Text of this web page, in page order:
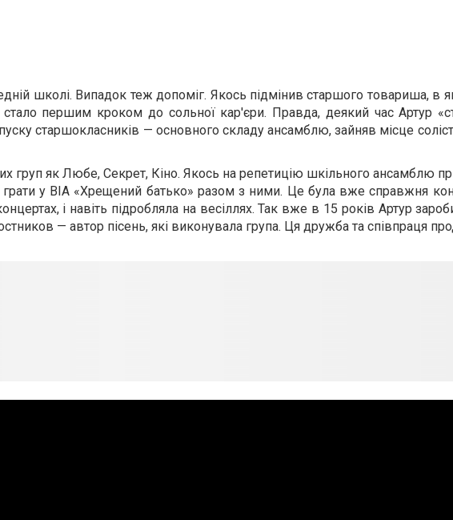
школі. Випадок теж допоміг. Якось підмінив старшого товариша, в
першим кроком до сольної кар'єри. Правда, деякий час Артур
старшокласників — основного складу ансамблю, зайняв місце
груп як Любе, Секрет, Кiно. Якось на репетицію шкільного ансамблю
грати у ВІА «Хрещений батько» разом з ними. Це була вже справжня
і навіть підробляла на весіллях. Так вже в 15 років Артур
— автор пісень, які виконувала група. Ця дружба та співпраця